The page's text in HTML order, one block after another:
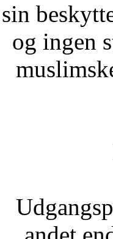
sin
og ingen